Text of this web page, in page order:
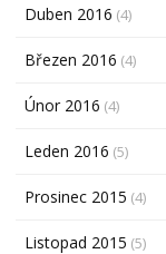
Duben 2016 (4)
Březen 2016 (4)
Únor 2016 (4)
Leden 2016 (5)
Prosinec 2015 (4)
Listopad 2015 (5)